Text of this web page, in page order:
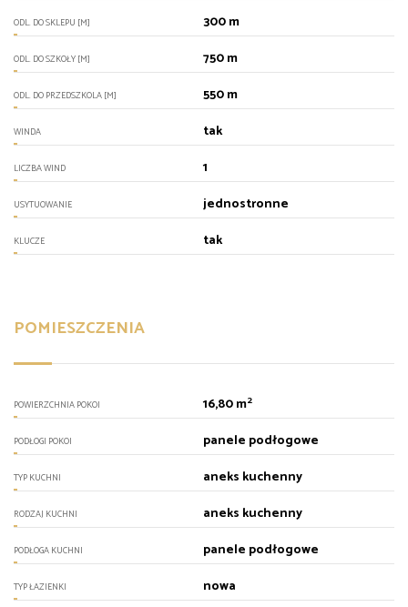
ODL. DO SKLEPU [M] 300 m
ODL. DO SZKOŁY [M] 750 m
ODL. DO PRZEDSZKOLA [M] 550 m
WINDA tak
LICZBA WIND 1
USYTUOWANIE jednostronne
KLUCZE tak
POMIESZCZENIA
POWIERZCHNIA POKOI 16,80 m2
PODŁOGI POKOI panele podłogowe
TYP KUCHNI aneks kuchenny
RODZAJ KUCHNI aneks kuchenny
PODŁOGA KUCHNI panele podłogowe
TYP ŁAZIENKI nowa